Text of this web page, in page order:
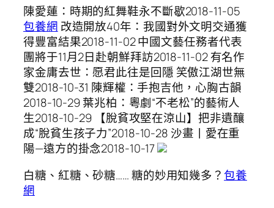
陳愛蓮：時期的紅舞鞋永不斷歇2018-11-05
包養網 改造開放40年：我國對外文明交通獲
得豐富結果2018-11-02 中國文藝任務者代表
團將于11月2日赴朝鮮拜訪2018-11-02 有名作
家金庸去世：愿君此往是回隱 笑傲江湖世無
雙2018-10-31 陳輝權：手抱吉他，心胸古韻
2018-10-29 葉兆柏：粵劇“不老松”的藝術人
生2018-10-29 【脫貧攻堅在涼山】把非遺釀
成“脫貧生孩子力”2018-10-28 沙畫丨愛在重
陽—遠方的掛念2018-10-17
白糖、紅糖、砂糖…… 糖的妙用知幾多？包養
網